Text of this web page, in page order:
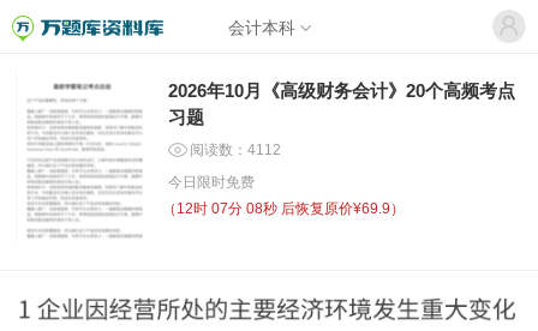
会计本科
2026年10月《高级财务会计》20个高频考点
习题
阅读数：4112
今日限时免费
（ 12时 07分 07秒 后恢复原价¥69.9）